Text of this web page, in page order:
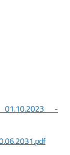
01.10.2023 -